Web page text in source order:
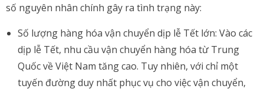
số nguyên nhân chính gây ra tình trạng này:
Số lượng hàng hóa vận chuyển dịp lễ Tết lớn: Vào các
dịp lễ Tết, nhu cầu vận chuyển hàng hóa từ Trung
Quốc về Việt Nam tăng cao. Tuy nhiên, với chỉ một
tuyến đường duy nhất phục vụ cho việc vận chuyển,